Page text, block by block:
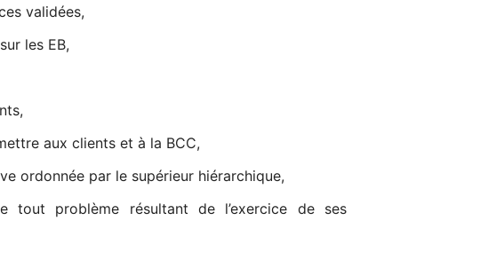
validées,
les EB,
aux clients et à la BCC,
ordonnée par le supérieur hiérarchique,
tout problème résultant de l’exercice de ses